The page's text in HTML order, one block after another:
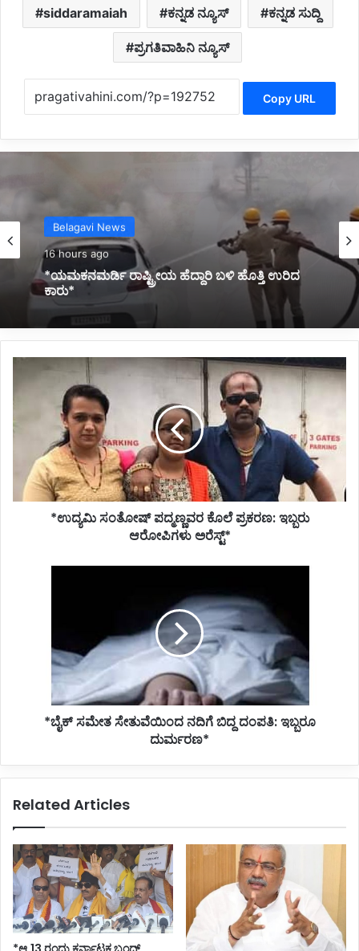
siddaramaiah ಕನ್ನಡ ನ್ಯೂಸ್ ಕನ್ನಡ ಸುದ್ದಿ
ಪ್ರಗತಿವಾಹಿನಿ ನ್ಯೂಸ್
Copy URL
Karnataka News
16 hours ago
*ಲಾಲ್ ಬಾಗ್ ಮಾದರಿ 3 ಉದ್ಯಾನ ನಿರ್ಮಾಣಕ್ಕೆ ಚಿಂತನೆ:
ಸಿಎಂ ಡಿ.ಕೆ.ಶಿವಕುಮಾರ್*
ಸಂತೋಷ್
ಪ್ರಕರಣ:
ಆರೋಪಿಗಳು
ಅರೆಸ್ಟ್*
*ಉದ್ಯಮಿ ಸಂತೋಷ್ ಪದ್ಮಣ್ಣವರ ಕೊಲೆ ಪ್ರಕರಣ: ಇಬ್ಬರು
ಆರೋಪಿಗಳು ಅರೆಸ್ಟ್*
ದುರ್ಮರಣ*
*ಬೈಕ್ ಸಮೇತ ಸೇತುವೆಯಿಂದ ನದಿಗೆ ಬಿದ್ದ ದಂಪತಿ: ಇಬ್ಬರೂ
ದುರ್ಮರಣ*
Related Articles